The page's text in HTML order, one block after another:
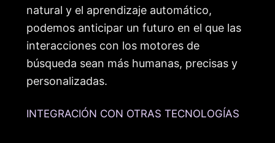
natural y el aprendizaje automático,
podemos anticipar un futuro en el que las
interacciones con los motores de
búsqueda sean más humanas, precisas y
personalizadas.
INTEGRACIÓN CON OTRAS TECNOLOGÍAS